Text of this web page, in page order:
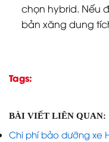
chọn hybrid. Nếu
bản xăng dung
Tags:
BÀI VIẾT LIÊN QUAN:
Chi phí bảo dưỡng xe